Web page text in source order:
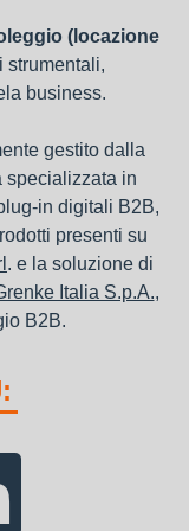
(locazione
business.
gestito dalla
specializzata in
in digitali B2B,
presenti su
. e la soluzione di
Italia S.p.A.,
B2B.